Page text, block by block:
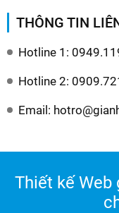
THÔNG TIN
Hotline 1:
Hotline 2:
Email:
Thiết kế Web